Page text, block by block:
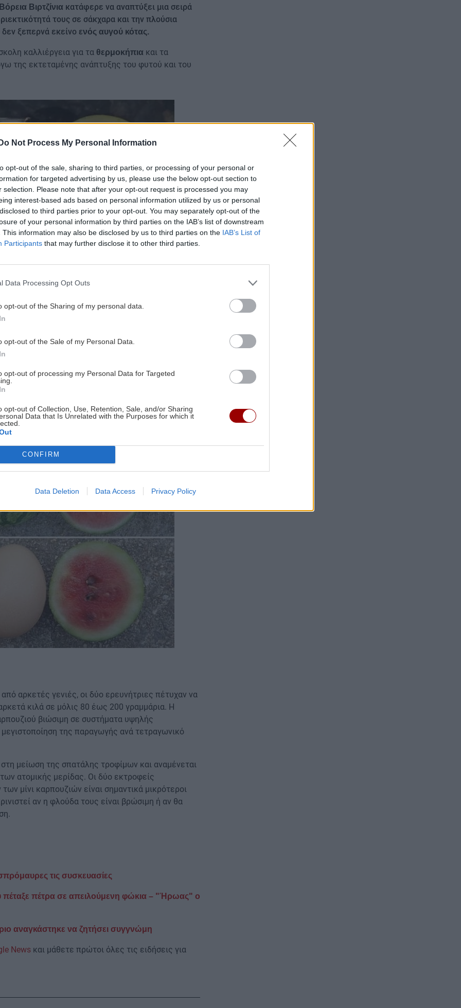
Do Not Process My Personal Information
opt-out of the sale, sharing to third parties, or processing of your personal or
for targeted advertising by us, please use the below opt-out section to
selection. Please note that after your opt-out request is processed you may
interest-based ads based on personal information utilized by us or personal
to third parties prior to your opt-out. You may separately opt-out of the
of your personal information by third parties on the IAB’s list of downstream
This information may also be disclosed by us to third parties on the IAB’s List of
Participants that may further disclose it to other third parties.
Data Processing Opt Outs
opt-out of the Sharing of my personal data.
opt-out of the Sale of my Personal Data.
opt-out of processing my Personal Data for Targeted
opt-out of Collection, Use, Retention, Sale, and/or Sharing
Data that Is Unrelated with the Purposes for which it
CONFIRM
Data Deletion Data Access Privacy Policy
Βόρεια Βιρτζίνια κατάφερε να αναπτύξει μια σειρά
τους σε σάκχαρα και την πλούσια
ξεπερνά εκείνο ενός αυγού κότας.
καλλιέργεια για τα θερμοκήπια και τα
της εκτεταμένης ανάπτυξης του φυτού και του
χρησιμοποιώντας μια μέθοδο χημικής
οργανισμών (non-GMO), καταφέρνοντας να
αλλοιώσουν τα βασικά του χαρακτηριστικά.
,οι καρποί διατηρούν τη γλυκιά τους γεύση, τις
τους, καθώς και την απαραίτητη
ο όγκος, διατηρώντας παράλληλα όλα όσα
εφοδιασμού.
αρκετές γενιές, οι δύο ερευνήτριες πέτυχαν να
κιλά σε μόλις 80 έως 200 γραμμάρια. Η
βιώσιμη σε συστήματα υψηλής
της παραγωγής ανά τετραγωνικό
μείωση της σπατάλης τροφίμων και αναμένεται
ατομικής μερίδας. Οι δύο εκτροφείς
μίνι καρπουζιών είναι σημαντικά μικρότεροι
αν η φλούδα τους είναι βρώσιμη ή αν θα
τις συσκευασίες
πέταξε πέτρα σε απειλούμενη φώκια – "Ήρωας" ο
αναγκάστηκε να ζητήσει συγγνώμη
News και μάθετε πρώτοι όλες τις ειδήσεις για